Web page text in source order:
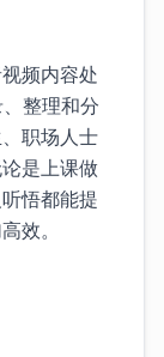
频内容处
整理和分
职场人士
是上课做
悟都能提
效。